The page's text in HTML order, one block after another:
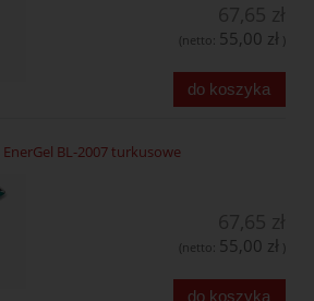
(netto: 55,00 zł )
do koszyka
BL-2007 turkusowe
(netto: 55,00 zł )
do koszyka